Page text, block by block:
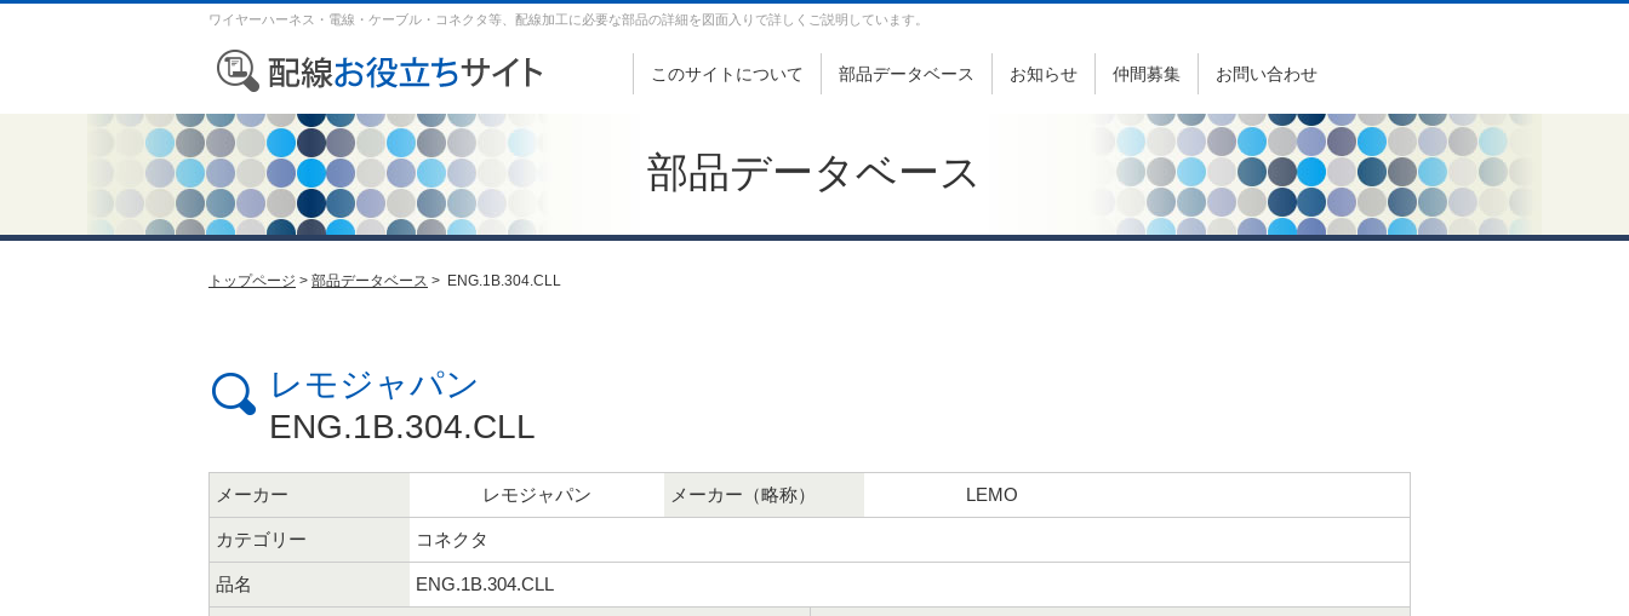
ワイヤーハーネス・電線・ケーブル・コネクタ等、配線加工に必要な部品の詳細を図面入りで詳しくご説明しています。
このサイトについて 部品データベース お知らせ 仲間募集 お問い合わせ
部品データベース
トップページ > 部品データベース > ENG.1B.304.CLL
レモジャパン
ENG.1B.304.CLL
メーカー レモジャパン メーカー（略称） LEMO
カテゴリー コネクタ
品名 ENG.1B.304.CLL